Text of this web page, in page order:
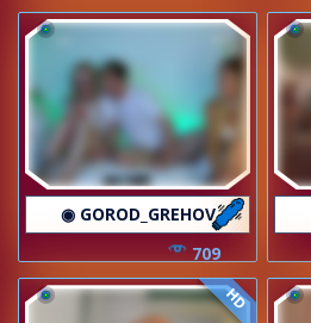
◉ GOROD_GREHOV
709
HD